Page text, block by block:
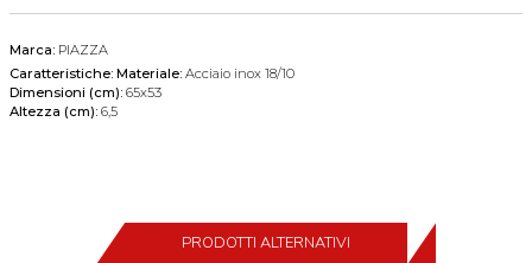
Marca: PIAZZA
Caratteristiche: Materiale: Acciaio inox 18/10
Dimensioni (cm): 65x53
Altezza (cm): 6,5
PRODOTTI ALTERNATIVI